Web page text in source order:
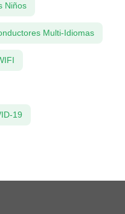
Niños
Multi-Idiomas
19